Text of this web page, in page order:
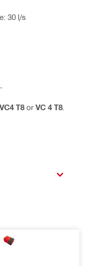
30 l/s
VC4 T8 or VC 4 T8